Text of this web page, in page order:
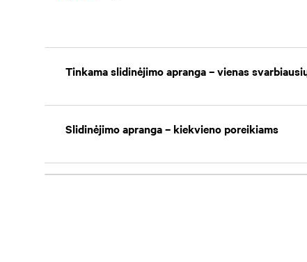
Tinkama slidinėjimo apranga – vienas
Slidinėjimo apranga – kiekvieno poreikiams